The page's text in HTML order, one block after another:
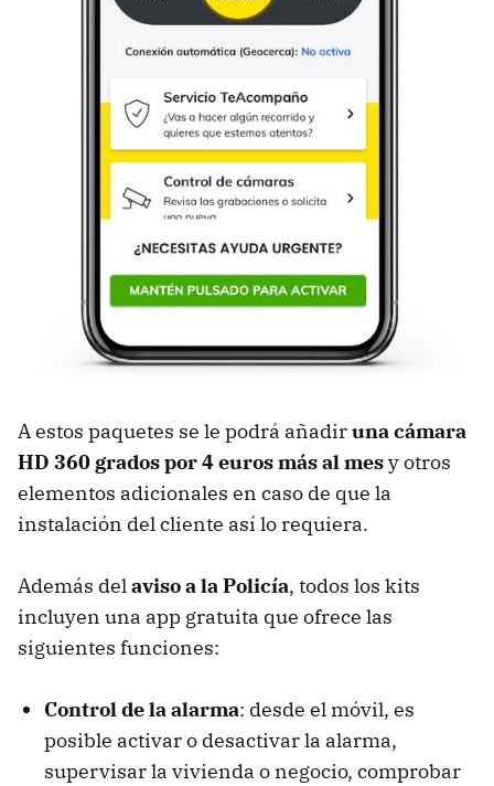
A estos paquetes se le podrá añadiruna cámara
HD 360 grados por 4 euros más al mesy otros
elementos adicionales en caso de que la
instalación del cliente así lo requiera.
Además delaviso a la Policía, todos los kits
incluyen una app gratuita que ofrece las
siguientes funciones:
Control de la alarma: desde el móvil, es
posible activar o desactivar la alarma,
supervisar la vivienda o negocio, comprobar